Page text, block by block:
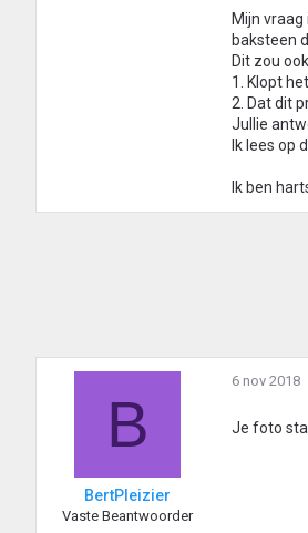
Mijn
baksteen
Dit zou
1. Klopt
2. Dat dit
Jullie
Ik lees op
Ik ben
B
BertPleizier
Vaste Beantwoorder
6 nov 2018
Je foto